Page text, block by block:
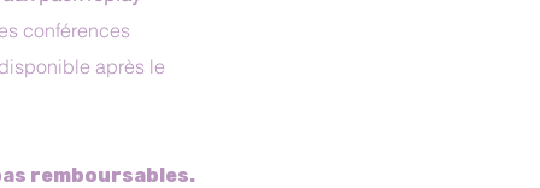
conférences
après le
remboursables.